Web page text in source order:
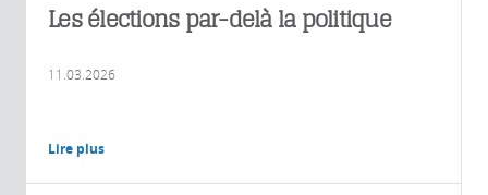
Les élections par-delà la politique
11.03.2026
Lire plus